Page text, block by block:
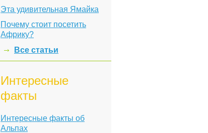
Эта удивительная Ямайка
Почему стоит посетить
Африку?
Все статьи
Интересные
факты
Интересные факты об
Альпах